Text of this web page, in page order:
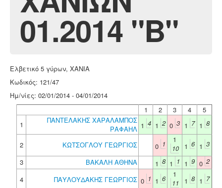
01.2014 "Β"
Ελβετικό 5 γύρων, ΧΑΝΙΑ
Κωδικός: 121/47
Ημ/νίες: 02/01/2014 - 04/01/2014
1
2 3 4
5
1
ΠΑΝΤΕΛΑΚΗΣ ΧΑΡΑΛΑΜΠΟΣ
ΡΑΦΑΗΛ 1 4 1 2 0 3 1 7 1 8
2 ΚΩΤΣΟΓΛΟΥ ΓΕΩΡΓΙΟΣ 0 1
1
10
1 6 1 3
3
ΒΑΚΑΛΗ ΑΘΗΝΑ 1 8 1 1 1 9 0 2
4
ΠΑΥΛΟΥΔΑΚΗΣ ΓΕΩΡΓΙΟΣ 0 1 1 6
1
11
1 8 1 7